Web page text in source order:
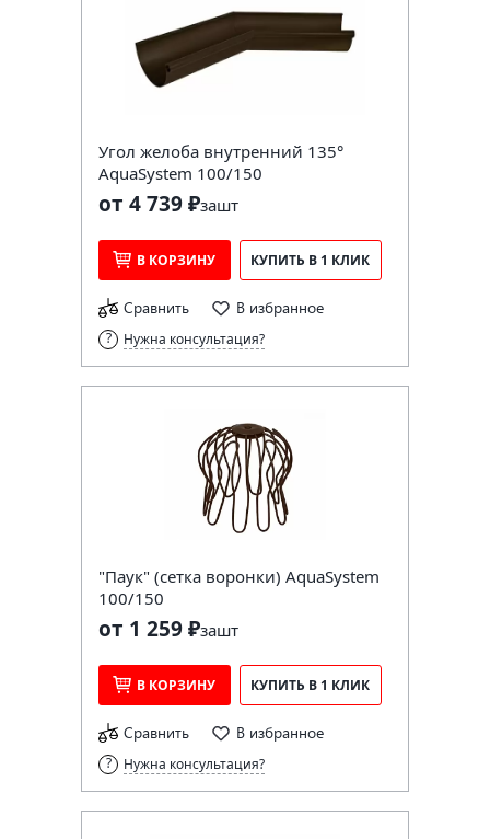
Угол желоба внутренний 135°
AquaSystem 100/150
от 4 739 ₽зашт
В КОРЗИНУ КУПИТЬ В 1 КЛИК
Сравнить В избранное
Нужна консультация?
"Паук" (сетка воронки) AquaSystem
100/150
от 1 259 ₽зашт
В КОРЗИНУ КУПИТЬ В 1 КЛИК
Сравнить В избранное
Нужна консультация?